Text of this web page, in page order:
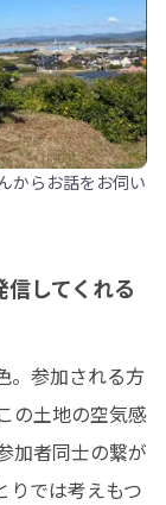
からお話をお伺い
してくれる
。参加される方
の土地の空気感
加者同士の繋が
りでは考えもつ